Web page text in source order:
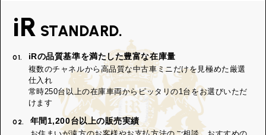
iR STANDARD.
01. iRの品質基準を満たした豊富な在庫量
複数のチャネルから高品質な中古車ミニだけを見極めた厳選
仕入れ
常時250台以上の在庫車両からピッタリの1台をお選びいただ
けます
02. 年間1,200台以上の販売実績